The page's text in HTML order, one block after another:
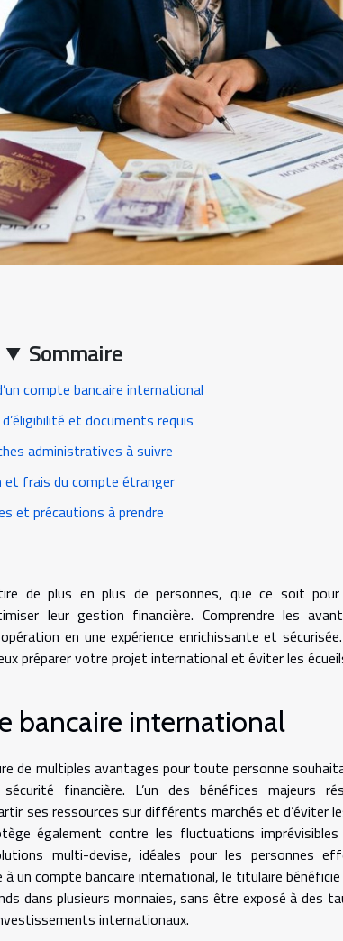
Sommaire
compte bancaire international
et documents requis
administratives à suivre
et frais du compte étranger
et précautions à prendre
de plus en plus de personnes, que ce soit
leur gestion financière. Comprendre les
en une expérience enrichissante et
préparer votre projet international et éviter les
bancaire international
de multiples avantages pour toute personne
financière. L’un des bénéfices majeurs
ses ressources sur différents marchés et d’éviter
également contre les fluctuations
multi-devise, idéales pour les personnes
un compte bancaire international, le titulaire bénéficie
dans plusieurs monnaies, sans être exposé à des
internationaux.